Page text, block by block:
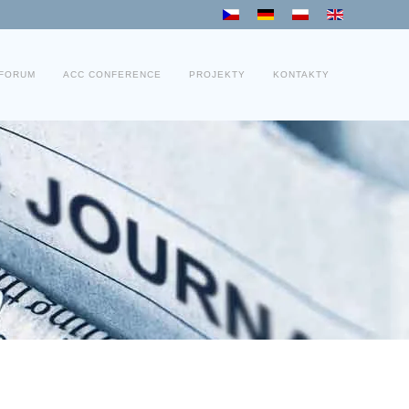
ACC CONFERENCE PROJEKTY KONTAKTY